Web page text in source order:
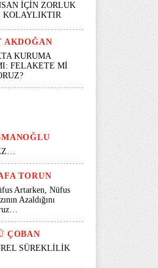
İÇİN ZORLUK
KOLAYLIKTIR
AKDOĞAN
KURUMA
FELAKETE Mİ
TORUN
Artarken, Nüfus
Azaldığını
ÇOBAN
SÜREKLİLİK